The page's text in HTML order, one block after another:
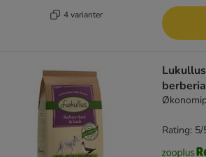
4 varianter
Rating: 5/